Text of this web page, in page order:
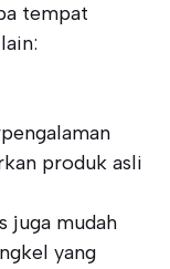
tempat
produk asli
juga mudah
yang